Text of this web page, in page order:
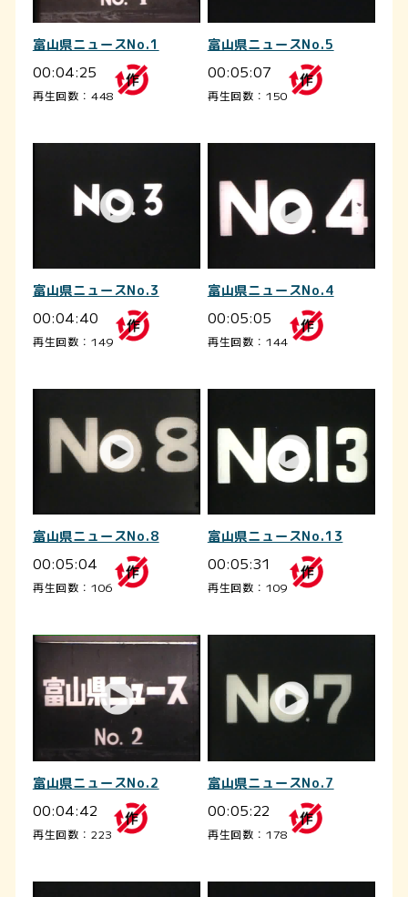
富山県ニュースNo.1
00:04:25
再生回数：448
富山県ニュースNo.5
00:05:07
再生回数：150
富山県ニュースNo.3
00:04:40
再生回数：149
富山県ニュースNo.4
00:05:05
再生回数：144
富山県ニュースNo.8
00:05:04
再生回数：106
富山県ニュースNo.13
00:05:31
再生回数：109
富山県ニュースNo.2
00:04:42
再生回数：223
富山県ニュースNo.7
00:05:22
再生回数：178